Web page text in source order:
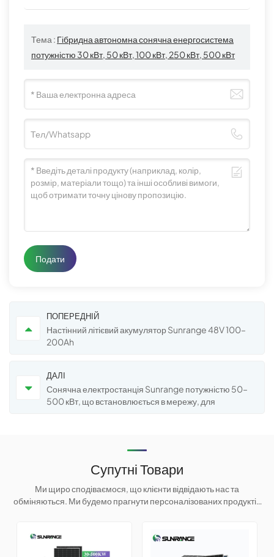
Тема : Гібридна автономна сонячна енергосистема
потужністю 30 кВт, 50 кВт, 100 кВт, 250 кВт, 500 кВт
Подати
ПОПЕРЕДНІЙ
Настінний літієвий акумулятор Sunrange 48V 100–
200Ah
ДАЛІ
Сонячна електростанція Sunrange потужністю 50–
500 кВт, що встановлюється в мережу, для
Супутні Товари
Ми щиро сподіваємося, що клієнти відвідають нас та
обміняються. Ми будемо прагнути персоналізованих продуктів